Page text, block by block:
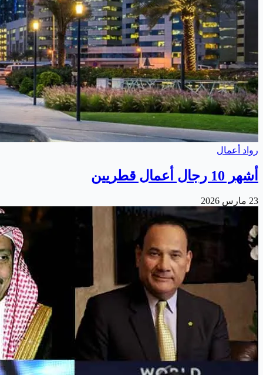
رواد أعمال
أشهر 10 رجال أعمال قطريين
23 مارس 2026